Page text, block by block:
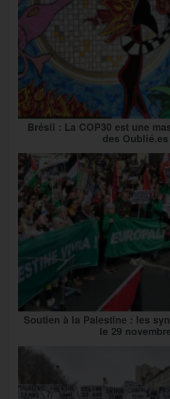
Brésil : La COP30 est une
des Oublié.es
Soutien à la Palestine : les
le 29